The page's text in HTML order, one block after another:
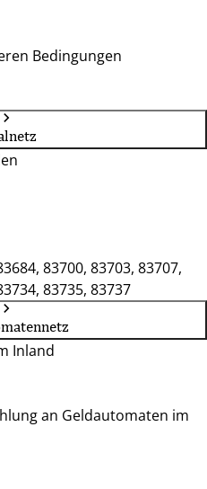
Bedingungen
83700, 83703, 83707,
83735, 83737
Inland
an Geldautomaten im